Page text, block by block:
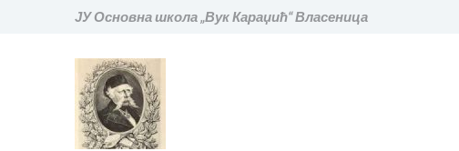
ЈУ Основна школа „Вук Караџић“ Власеница